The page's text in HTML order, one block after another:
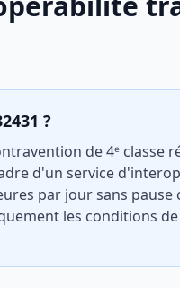
?
de 4ᵉ
d'un service
par jour sans
les conditions